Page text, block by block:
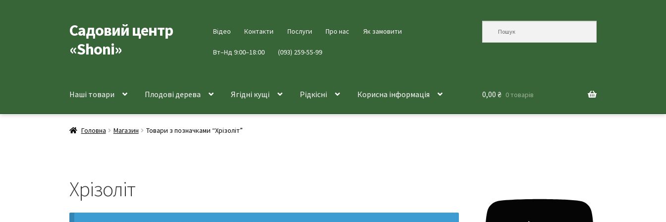
Перейти
до
навігації
Перейти
до
вмісту
Садовий центр
«Shoni»
Відео Контакти Послуги Про нас Як замовити
Вт–Нд 9:00–18:00 (093) 259-55-99
Наші товари Плодові дерева Ягідні кущі Рідкісні Корисна інформація 0,00 ₴ 0 товарів
Головна Магазин Товари з позначками “Хрізоліт”
Хрізоліт